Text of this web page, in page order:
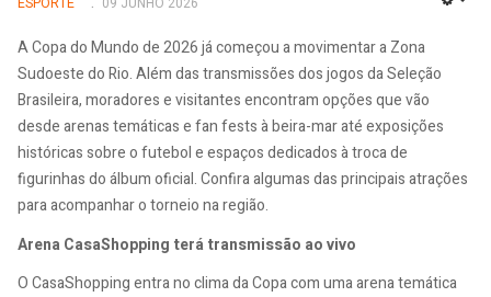
A Copa do Mundo de 2026 já começou a movimentar a Zona
Sudoeste do Rio. Além das transmissões dos jogos da Seleção
Brasileira, moradores e visitantes encontram opções que vão
desde arenas temáticas e fan fests à beira-mar até exposições
históricas sobre o futebol e espaços dedicados à troca de
figurinhas do álbum oficial. Confira algumas das principais atrações
para acompanhar o torneio na região.
Arena CasaShopping terá transmissão ao vivo
O CasaShopping entra no clima da Copa com uma arena temática